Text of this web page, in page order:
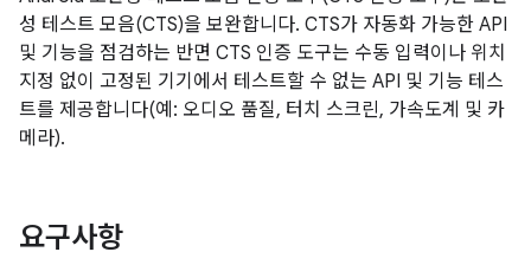
성 테스트 모음(CTS)을 보완합니다. CTS가 자동화 가능한 API
및 기능을 점검하는 반면 CTS 인증 도구는 수동 입력이나 위치
지정 없이 고정된 기기에서 테스트할 수 없는 API 및 기능 테스
트를 제공합니다(예: 오디오 품질, 터치 스크린, 가속도계 및 카
메라).
요구사항